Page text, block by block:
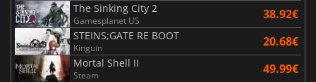
The Sinking City 2
Gamesplanet US 38.92€
STEINS;GATE RE BOOT
Kinguin 20.68€
Mortal Shell II
Steam 49.99€